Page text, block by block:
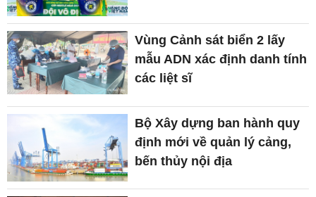
Vùng Cảnh sát biển 2 lấy
mẫu ADN xác định danh tính
các liệt sĩ
Bộ Xây dựng ban hành quy
định mới về quản lý cảng,
bến thủy nội địa